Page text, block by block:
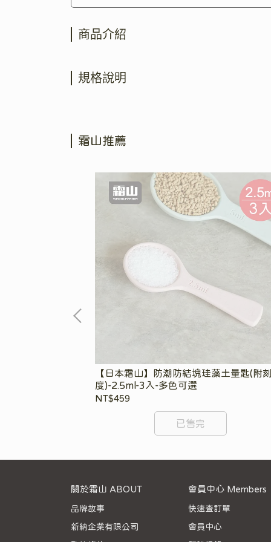
商品介紹
規格說明
霜山推薦
【日本霜山】防潮防結塊珪藻土量匙(附
度)-2.5ml-3入-多色可選
NT$459
已售完
關於霜山 ABOUT
品牌故事
新納企業有限公司
會員中心 Members
快速查訂單
會員中心